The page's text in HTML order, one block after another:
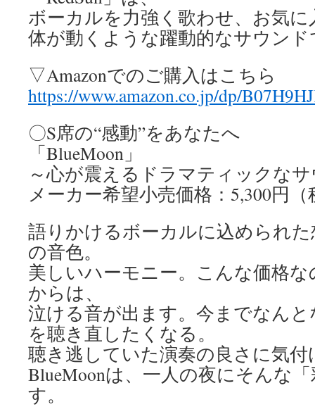
ボーカルを力強く歌わせ、お気
体が動くような躍動的なサウン
▽Amazonでのご購入はこちら
https://www.amazon.co.jp/dp/
〇S席の“感動”をあなたへ
「BlueMoon」
～心が震えるドラマティックな
メーカー希望小売価格：5,300円（
語りかけるボーカルに込められ
の音色。
美しいハーモニー。こんな価格な
からは、
泣ける音が出ます。今までなん
を聴き直したくなる。
聴き逃していた演奏の良さに気付
BlueMoonは、一人の夜にそんな
す。